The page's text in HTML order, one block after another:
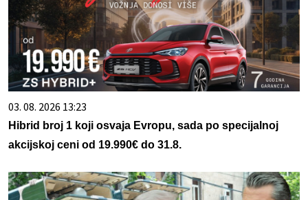
03. 08. 2026 13:23
Hibrid broj 1 koji osvaja Evropu, sada po specijalnoj
akcijskoj ceni od 19.990€ do 31.8.